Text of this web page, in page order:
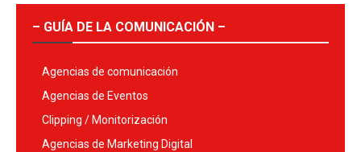
– GUÍA DE LA COMUNICACIÓN –
Agencias de comunicación
Agencias de Eventos
Clipping / Monitorización
Agencias de Marketing Digital